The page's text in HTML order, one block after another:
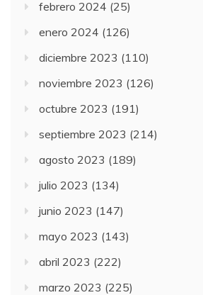
febrero 2024 (25)
enero 2024 (126)
diciembre 2023 (110)
noviembre 2023 (126)
octubre 2023 (191)
septiembre 2023 (214)
agosto 2023 (189)
julio 2023 (134)
junio 2023 (147)
mayo 2023 (143)
abril 2023 (222)
marzo 2023 (225)